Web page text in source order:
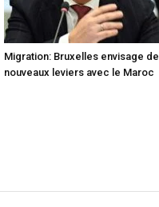
Migration: Bruxelles envisage de
nouveaux leviers avec le Maroc